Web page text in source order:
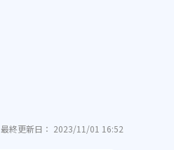
最終更新日： 2023/11/01 16:52